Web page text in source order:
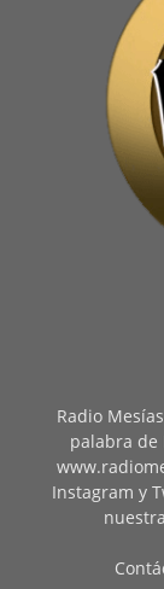
Radio
palabra de
Instagram y